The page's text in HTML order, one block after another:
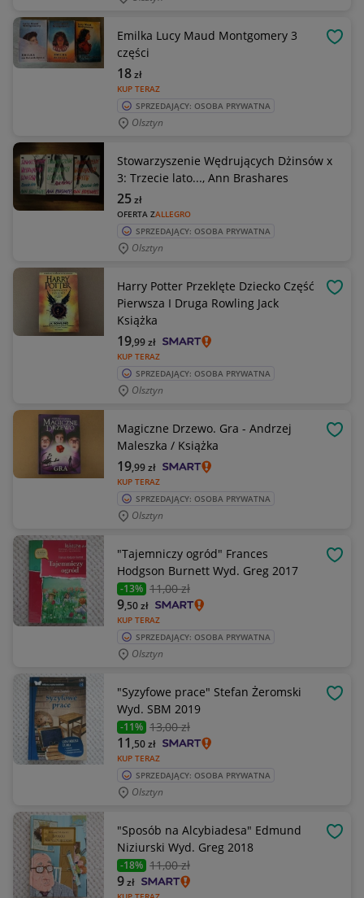
Emilka Lucy Maud Montgomery 3
części
KUP TERAZ
18zł
SPRZEDAJĄCY: OSOBA PRYWATNA
Olsztyn
Stowarzyszenie Wędrujących Dżinsów x
3: Trzecie lato..., Ann Brashares
OFERTA ZALLEGRO
25zł
SPRZEDAJĄCY: OSOBA PRYWATNA
Olsztyn
Harry Potter Przeklęte Dziecko Część
Pierwsza I Druga Rowling Jack
Książka
KUP TERAZ
19,99zł
SPRZEDAJĄCY: OSOBA PRYWATNA
Olsztyn
Magiczne Drzewo. Gra - Andrzej
Maleszka / Książka
KUP TERAZ
19,99zł
SPRZEDAJĄCY: OSOBA PRYWATNA
Olsztyn
"Tajemniczy ogród" Frances
Hodgson Burnett Wyd. Greg 2017
-13% 11,00 zł
KUP TERAZ
9,50zł
SPRZEDAJĄCY: OSOBA PRYWATNA
Olsztyn
"Syzyfowe prace" Stefan Żeromski
Wyd. SBM 2019
-11% 13,00 zł
KUP TERAZ
11 ,50zł
SPRZEDAJĄCY: OSOBA PRYWATNA
Olsztyn
"Sposób na Alcybiadesa" Edmund
Niziurski Wyd. Greg 2018
-18% 11,00 zł
9zł